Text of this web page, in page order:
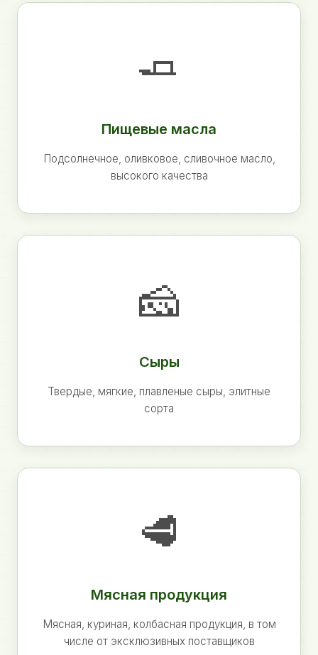
🧈
Пищевые масла
Подсолнечное, оливковое, сливочное масло,
высокого качества
🧀
Сыры
Твердые, мягкие, плавленые сыры, элитные
сорта
🥩
Мясная продукция
Мясная, куриная, колбасная продукция, в том
числе от эксклюзивных поставщиков